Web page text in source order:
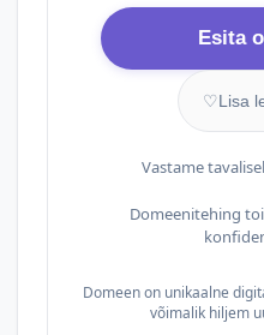
Esita
♡Lisa
Vastame
Domeenitehing
Domeen on unikaalne
võimalik hiljem